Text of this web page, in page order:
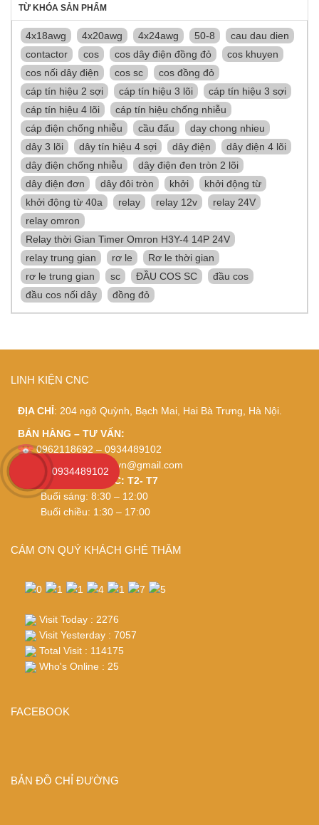
TỪ KHÓA SẢN PHẨM
4x18awg 4x20awg 4x24awg 50-8
cau dau dien
contactor
cos cos dây điện đồng đỏ
cos khuyen
cos nối dây điện
cos sc
cos đồng đỏ
cáp tín hiệu 2 sợi
cáp tín hiệu 3 lõi
cáp tín hiệu 3 sợi
cáp tín hiệu 4 lõi
cáp tín hiệu chống nhiễu
cáp điện chống nhiễu
cầu đấu
day chong nhieu
dây 3 lõi
dây tín hiệu 4 sợi dây điện
dây điện 4 lõi
dây điện chống nhiễu
dây điện đen tròn 2 lõi
dây điện đơn
dây đôi tròn khởi
khởi động từ
khởi động từ 40a
relay relay 12v
relay 24V
relay omron
Relay thời Gian Timer Omron H3Y-4 14P 24V
relay trung gian
rơ le
Rơ le thời gian
rơ le trung gian
sc ĐẦU COS SC
đầu cos
đầu cos nối dây
đồng đỏ
LINH KIỆN CNC
ĐỊA CHỈ: 204 ngõ Quỳnh, Bạch Mai, Hai Bà Trưng, Hà Nội.
BÁN HÀNG – TƯ VẤN:
0962118692 – 0934489102
Email:thietbidienviet.vn@gmail.com
THỜI GIAN LÀM VIỆC: T2- T7
Buổi sáng: 8:30 – 12:00
Buổi chiều: 1:30 – 17:00
CÁM ƠN QUÝ KHÁCH GHÉ THĂM
Visit Today : 2276
Visit Yesterday : 7057
Total Visit : 114175
Who's Online : 25
FACEBOOK
BẢN ĐỒ CHỈ ĐƯỜNG
0934489102